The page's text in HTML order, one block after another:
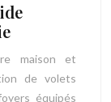
maison et
de volets
équipés